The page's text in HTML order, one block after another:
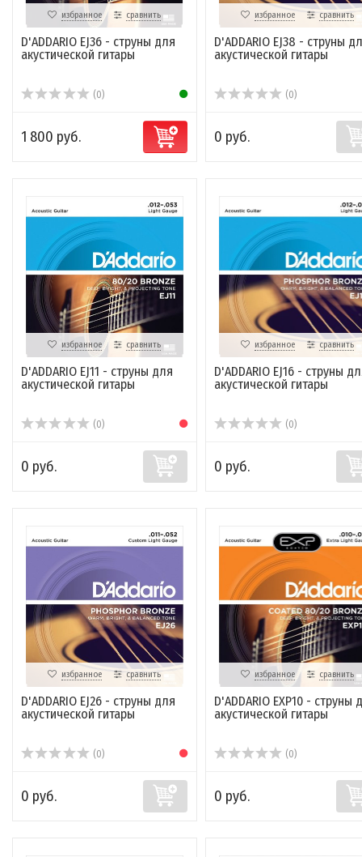
избранное сравнить
D'ADDARIO EJ36 - струны для
акустической гитары
(0)
1 800 руб.
избранное сравнить
D'ADDARIO EJ38 - струны
акустической гитары
(0)
0 руб.
избранное сравнить
D'ADDARIO EJ11 - струны для
акустической гитары
(0)
0 руб.
избранное сравнить
D'ADDARIO EJ16 - струны
акустической гитары
(0)
0 руб.
избранное сравнить
D'ADDARIO EJ26 - струны для
акустической гитары
(0)
0 руб.
избранное сравнить
D'ADDARIO EXP10 - струны
акустической гитары
(0)
0 руб.